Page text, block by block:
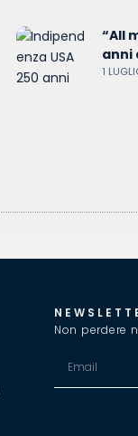
“All
anni
1
Non perdere